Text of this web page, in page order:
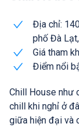
Địa chỉ:
phố Đà
Giá tham
Điểm nổi
Chill House như
chill khi nghỉ ở
giữa hiện đại và